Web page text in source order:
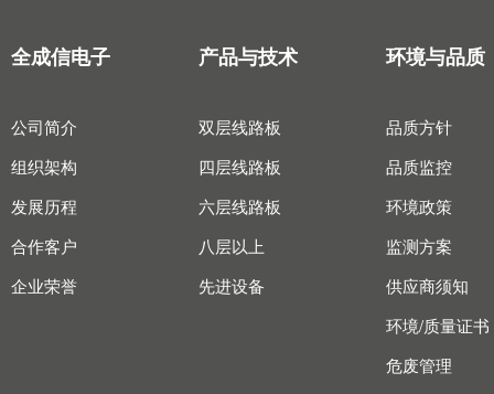
全成信电子
公司简介
组织架构
发展历程
合作客户
企业荣誉
产品与技术
双层线路板
四层线路板
六层线路板
八层以上
先进设备
环境与品质
品质方针
品质监控
环境政策
监测方案
供应商须知
环境/质量证书
危废管理